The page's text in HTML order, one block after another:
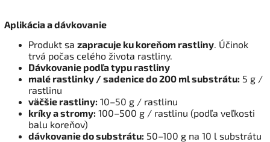
Aplikácia a dávkovanie
Produkt sa zapracuje ku koreňom rastliny. Účinok
trvá počas celého života rastliny.
Dávkovanie podľa typu rastliny
malé rastlinky / sadenice do 200 ml substrátu: 5 g /
rastlinu
väčšie rastliny: 10–50 g / rastlinu
kríky a stromy: 100–500 g / rastlinu (podľa veľkosti
balu koreňov)
dávkovanie do substrátu: 50–100 g na 10 l substrátu